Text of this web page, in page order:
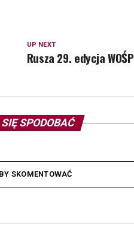
UP NEXT
Rusza 29. edycja WOŚP
SPODOBAĆ
SKOMENTOWAĆ